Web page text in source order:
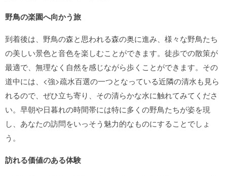
野鳥の楽園へ向かう旅
到着後は、野鳥の森と思われる森の奥に進み、様々な野鳥たち
の美しい景色と音色を楽しむことができます。徒歩での散策が
最適で、無理なく自然を感じながら歩くことができます。その
道中には、<強>疏水百選の一つとなっている近隣の清水も見ら
れるので、ぜひ立ち寄り、その清らかな水に触れてみてくださ
い。早朝や日暮れの時間帯には特に多くの野鳥たちが姿を現
し、あなたの訪問をいっそう魅力的なものにすることでしょ
う。
訪れる価値のある体験